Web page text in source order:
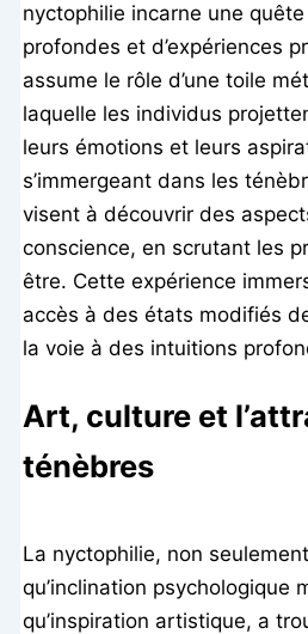
nyctophilie incarne une
profondes et d’expériences
assume le rôle d’une toile
laquelle les individus
leurs émotions et leurs
s’immergeant dans les
visent à découvrir des
conscience, en scrutant les
être. Cette expérience
accès à des états modifiés
la voie à des intuitions
Art, culture et
ténèbres
La nyctophilie, non
qu’inclination psychologique
qu’inspiration artistique, a